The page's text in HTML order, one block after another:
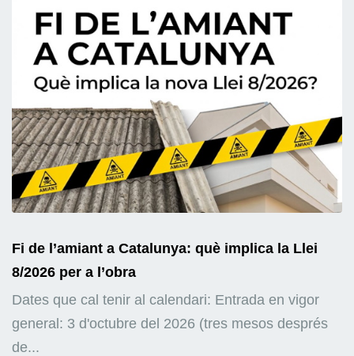
Fi de l’amiant a Catalunya: què implica la Llei
8/2026 per a l’obra
Dates que cal tenir al calendari: Entrada en vigor
general: 3 d'octubre del 2026 (tres mesos després
de...